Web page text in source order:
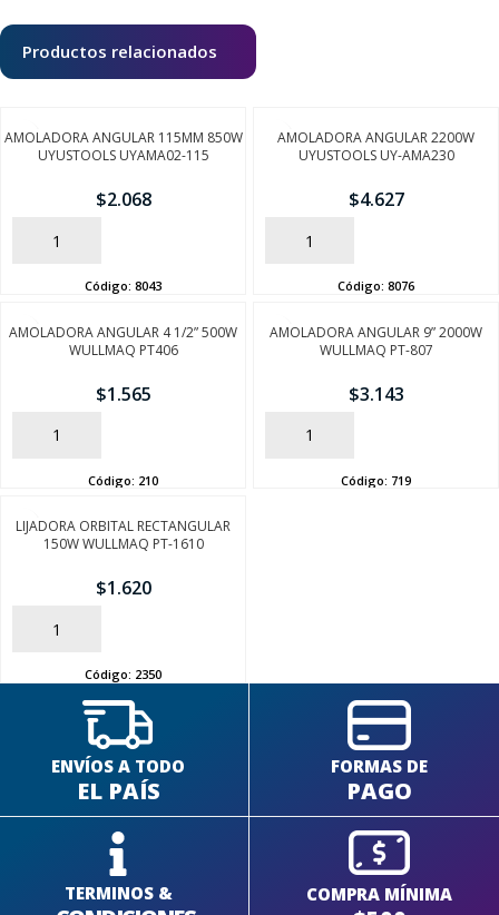
Productos relacionados
AMOLADORA ANGULAR 115MM 850W
UYUSTOOLS UYAMA02-115
$2.068
AÑADIR
Código: 8043
AMOLADORA ANGULAR 2200W
UYUSTOOLS UY-AMA230
$4.627
AÑADIR
Código: 8076
AMOLADORA ANGULAR 4 1/2” 500W
WULLMAQ PT406
$1.565
AÑADIR
Código: 210
AMOLADORA ANGULAR 9” 2000W
WULLMAQ PT-807
$3.143
AÑADIR
Código: 719
LIJADORA ORBITAL RECTANGULAR
150W WULLMAQ PT-1610
$1.620
AÑADIR
Código: 2350
ENVÍOS A TODO
EL PAÍS
FORMAS DE
PAGO
TERMINOS & COMPRA MÍNIMA
FINALIZÁ TU COMPRA